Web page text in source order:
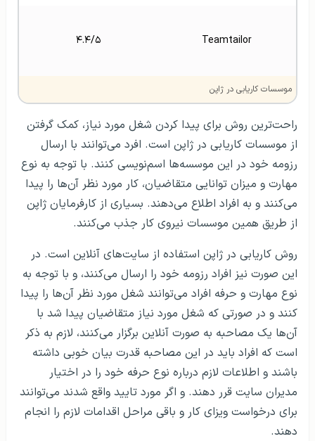
Teamtailor ۴.۴/۵
موسسات کاریابی در ژاپن
راحت‌ترین روش برای پیدا کردن شغل مورد نیاز، کمک گرفتن
از موسسات کاریابی در ژاپن است. افرد می‌توانند با ارسال
رزومه خود در این موسسه‌ها اسم‌نویسی کنند. با توجه به نوع
مهارت و میزان توانایی متقاضیان، کار مورد نظر آن‌ها را پیدا
می‌کنند و به افراد اطلاع می‌دهند. بسیاری از کارفرمایان ژاپن
از طریق همین موسسات نیروی کار جذب می‌کنند.
روش کاریابی در ژاپن استفاده از سایت‌های آنلاین است. در
این صورت نیز افراد رزومه خود را ارسال می‌کنند، و با توجه به
نوع مهارت و حرفه افراد می‌توانند شغل مورد نظر آن‌ها را پیدا
کنند و در صورتی که شغل مورد نیاز متقاضیان پیدا شد با
آن‌ها یک مصاحبه به صورت آنلاین برگزار می‌کنند، لازم به ذکر
است که افراد باید در این مصاحبه قدرت بیان خوبی داشته
باشند و اطلاعات لازم درباره نوع حرفه خود را در اختیار
مدیران سایت قرر دهند. و اگر مورد تایید واقع شدند می‌توانند
برای درخواست ویزای کار و باقی مراحل اقدامات لازم را انجام
دهند.